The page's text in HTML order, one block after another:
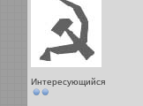
Интересующийся